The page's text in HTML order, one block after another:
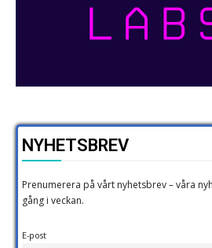
NYHETSBREV
Prenumerera på vårt nyhetsbrev – våra
gång i veckan.
E-post